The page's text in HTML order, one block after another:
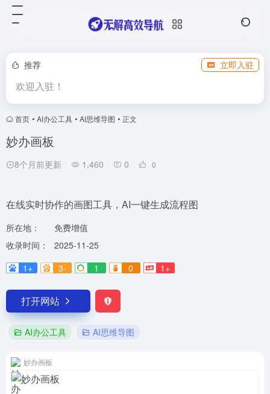
推荐 立即入驻
欢迎入驻！
首页 • AI办公工具 • AI思维导图 • 正文
妙办画板
8个月前更新 1,460 0 0
在线实时协作的画图工具，AI一键生成流程图
所在地：
免费增值
收录时间：
2025-11-25
1+
3- 1 0 1+
打开网站
AI办公工具 AI思维导图
妙办画板